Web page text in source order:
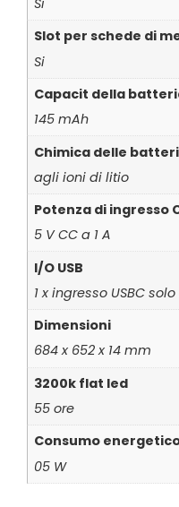
Si
Slot per schede di
Si
Capacit della
145 mAh
Chimica delle
agli ioni di litio
Potenza di ingresso
5 V CC a 1 A
I/O USB
1 x ingresso USBC
Dimensioni
684 x 652 x 14 mm
3200k flat led
55 ore
Consumo
05 W